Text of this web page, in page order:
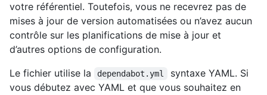
votre référentiel. Toutefois, vous ne recevrez pas de
mises à jour de version automatisées ou n’avez aucun
contrôle sur les planifications de mise à jour et
d’autres options de configuration.
Le fichier utilise la
dependabot.yml
syntaxe YAML. Si
vous débutez avec YAML et que vous souhaitez en